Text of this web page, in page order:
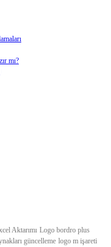
mı?
Aktarımı Logo bordro plus
güncelleme logo m işareti